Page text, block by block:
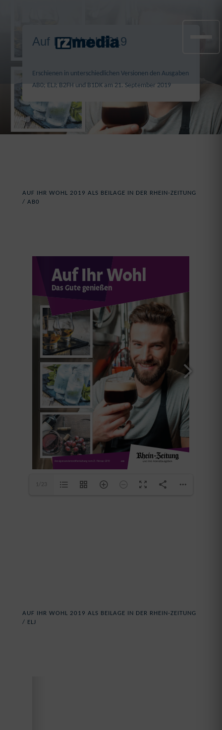
Auf Ihr Wohl 2019
Erschienen in unterschiedlichen Versionen den Ausgaben
AB0; ELJ; B2FH und B1DK am 21. September 2019
AUF IHR WOHL 2019 ALS BEILAGE IN DER RHEIN-ZEITUNG
/ AB0
info@bernhards.restaurant
1/23
AUF IHR WOHL 2019 ALS BEILAGE IN DER RHEIN-ZEITUNG
/ ELJ